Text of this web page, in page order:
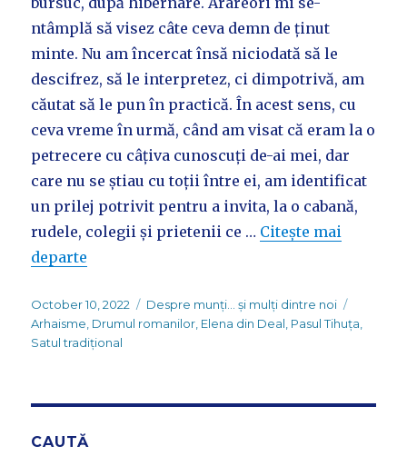
ntâmplă să visez câte ceva demn de ținut
minte. Nu am încercat însă niciodată să le
descifrez, să le interpretez, ci dimpotrivă, am
căutat să le pun în practică. În acest sens, cu
ceva vreme în urmă, când am visat că eram la o
petrecere cu câțiva cunoscuți de-ai mei, dar
care nu se știau cu toții între ei, am identificat
un prilej potrivit pentru a invita, la o cabană,
rudele, colegii și prietenii ce … Citește mai
departe
Posted
on
October 10, 2022 Categories
Despre munți... și mulți dintre noi
Arhaisme Drumul romanilor Elena din Deal Pasul Tihuța
Satul tradițional
CAUTĂ